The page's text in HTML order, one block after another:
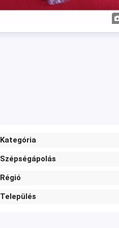
Kategória
Szépségápolás
Régió
Település